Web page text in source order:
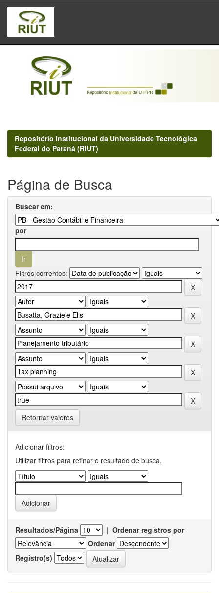
Skip
navigation
Repositório Institucional da Universidade Tecnológica
Federal do Paraná (RIUT)
Página de Busca
Buscar em:
por
Filtros correntes:
Retornar valores
Adicionar filtros:
Utilizar filtros para refinar o resultado de busca.
Resultados/Página | Ordenar registros por
Ordenar
Registro(s)